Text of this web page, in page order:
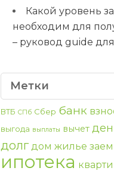
Какой уровень
необходим для
– руковод guide
Метки
ВТБ СПб Сбер банк
выгода выплаты вычет
долг дом жилье заем
ипотека